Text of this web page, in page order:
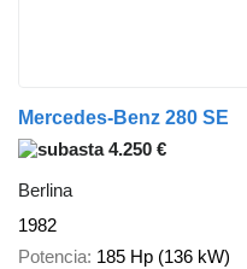
Mercedes-Benz 280 SE
4.250 €
Berlina
1982
Potencia 185 Hp (136 kW)